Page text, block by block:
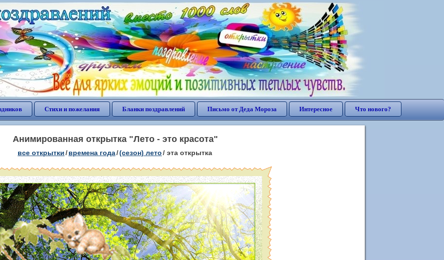
Стихи и пожелания Бланки поздравлений Письмо от Деда Мороза Интересное Что нового?
Анимированная открытка "Лето - это красота"
все открытки/времена года/(сезон) лето/ эта открытка